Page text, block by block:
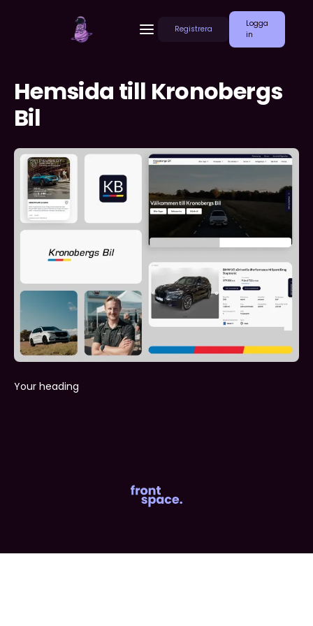
Registrera
Logga
in
Hemsida till Kronobergs
Bil
Your heading